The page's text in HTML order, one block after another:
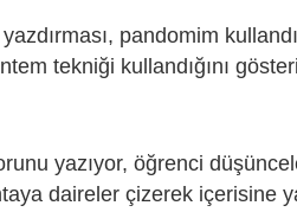
pandomim
tekniği kullandığını
yazıyor, öğrenci
daireler çizerek içerisine